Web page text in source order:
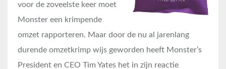
voor de zoveelste keer moet
Monster een krimpende
omzet rapporteren. Maar door de nu al jarenlang
durende omzetkrimp wijs geworden heeft Monster’s
President en CEO Tim Yates het in zijn reactie